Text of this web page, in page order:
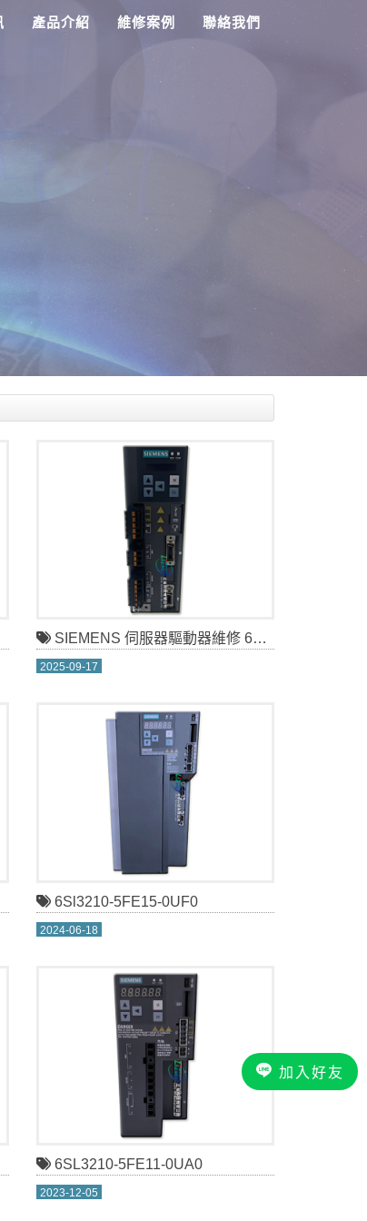
加入好友
產品介紹 維修案例 聯絡我們
SIEMENS 伺服器驅動器維修 6FC5548-0AA00-0AA0
2025-09-17
6Sl3210-5FE15-0UF0
2024-06-18
6SL3210-5FE11-0UA0
2023-12-05